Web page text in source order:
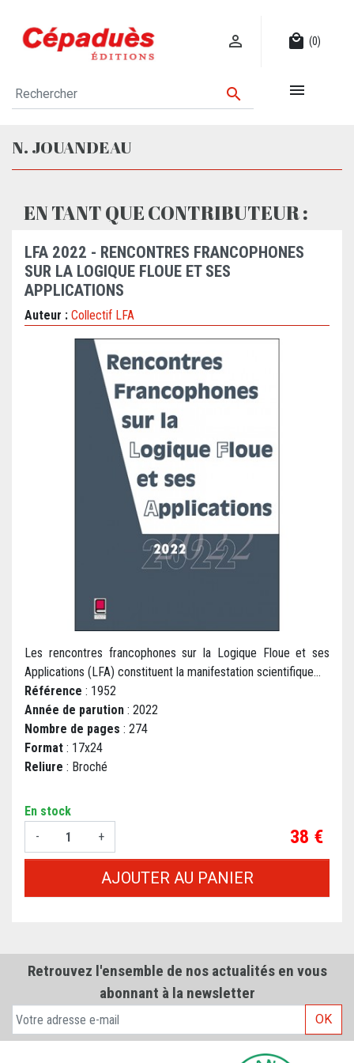
 local_mall (0)
 
N. JOUANDEAU
EN TANT QUE CONTRIBUTEUR :
LFA 2022 - RENCONTRES FRANCOPHONES
SUR LA LOGIQUE FLOUE ET SES
APPLICATIONS
Auteur : Collectif LFA
Les rencontres francophones sur la Logique Floue et ses
Applications (LFA) constituent la manifestation scientifique...
Référence : 1952
Année de parution : 2022
Nombre de pages : 274
Format : 17x24
Reliure : Broché
En stock
-
+ Prix
38 €
AJOUTER AU PANIER
Retrouvez l'ensemble de nos actualités en vous
abonnant à la newsletter
OK